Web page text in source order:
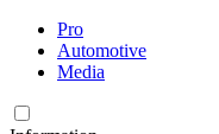
Pro
Automotive
Media